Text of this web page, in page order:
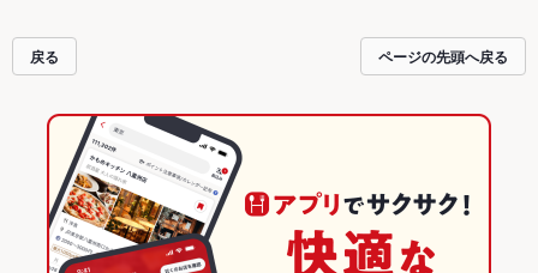
戻る ページの先頭へ戻る